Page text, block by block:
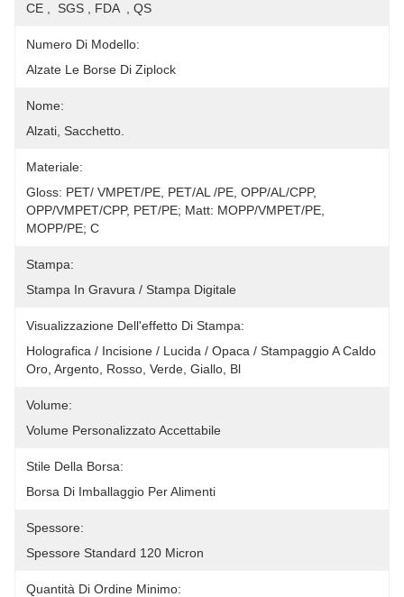
CE ,  SGS , FDA  , QS
Numero Di Modello:
Alzate Le Borse Di Ziplock
Nome:
Alzati, Sacchetto.
Materiale:
Gloss: PET/ VMPET/PE, PET/AL /PE, OPP/AL/CPP,
OPP/VMPET/CPP, PET/PE; Matt: MOPP/VMPET/PE,
MOPP/PE; C
Stampa:
Stampa In Gravura / Stampa Digitale
Visualizzazione Dell'effetto Di Stampa:
Holografica / Incisione / Lucida / Opaca / Stampaggio A Caldo
Oro, Argento, Rosso, Verde, Giallo, Bl
Volume:
Volume Personalizzato Accettabile
Stile Della Borsa:
Borsa Di Imballaggio Per Alimenti
Spessore:
Spessore Standard 120 Micron
Quantità Di Ordine Minimo: